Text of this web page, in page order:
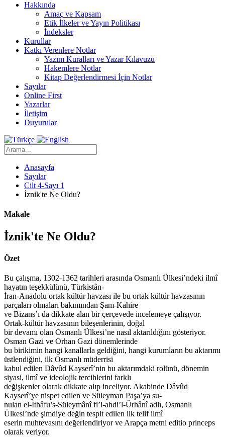
Hakkında
Amaç ve Kapsam
Etik İlkeler ve Yayın Politikası
İndeksler
Kurullar
Katkı Verenlere Notlar
Yazım Kuralları ve Yazar Kılavuzu
Hakemlere Notlar
Kitap Değerlendirmesi İçin Notlar
Sayılar
Online First
Yazarlar
İletişim
Duyurular
Anasayfa
Sayılar
Cilt 4-Sayı 1
İznik'te Ne Oldu?
Makale
İznik'te Ne Oldu?
Özet
Bu çalışma, 1302-1362 tarihleri arasında Osmanlı Ülkesi’ndeki ilmî
hayatın teşekkülünü, Türkistân-
İran-Anadolu ortak kültür havzası ile bu ortak kültür havzasının
parçaları olmaları bakımından Şam-Kahire
ve Bizans’ı da dikkate alan bir çerçevede incelemeye çalışıyor.
Ortak-kültür havzasının bileşenlerinin, doğal
bir devamı olan Osmanlı Ülkesi’ne nasıl aktarıldığını gösteriyor.
Osman Gazi ve Orhan Gazi dönemlerinde
bu birikimin hangi kanallarla geldiğini, hangi kurumların bu aktarımı
üstlendiğini, ilk Osmanlı müderrisi
kabul edilen Dâvûd Kayserî’nin bu aktarımdaki rolünü, dönemin
siyasi, ilmî ve ideolojik tercihlerini farklı
değişkenler olarak dikkate alıp inceliyor. Akabinde Dâvûd
Kayserî’ye nispet edilen ve Süleyman Paşa’ya su-
nulan el-İthâfu’s-Süleymânî fi’l-ahdi’l-Ûrhânî adlı, Osmanlı
Ülkesi’nde şimdiye değin tespit edilen ilk telif ilmî
eserin muhtevasını değerlendiriyor ve Arapça metni editio princeps
olarak veriyor.